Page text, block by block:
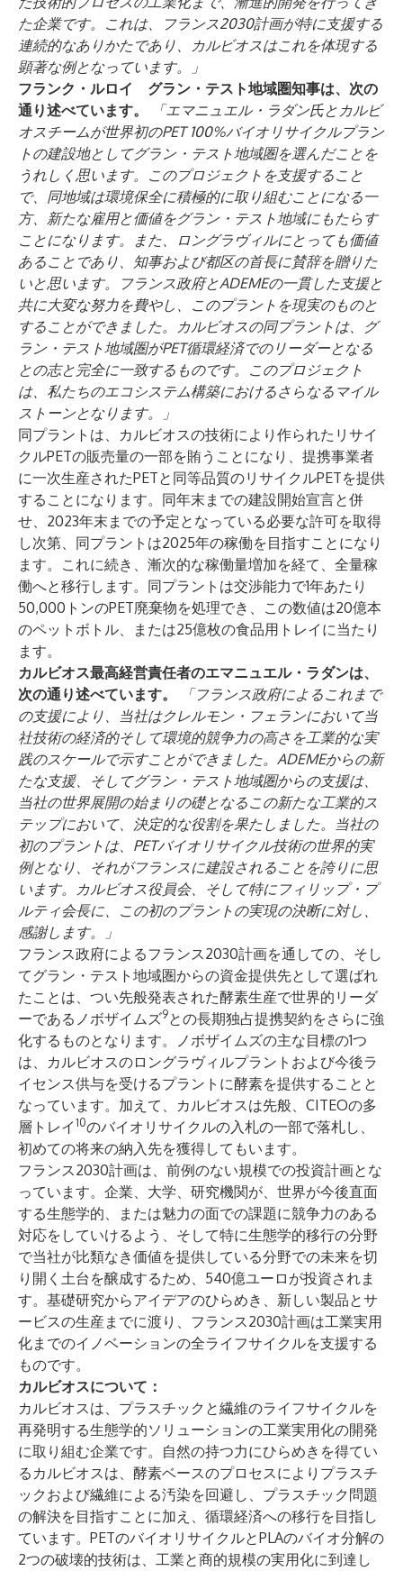
た企業です。これは、フランス2030計画が特に支援する
連続的なありかたであり、カルビオスはこれを体現する
顕著な例となっています。」
フランク・ルロイ グラン・テスト地域圏知事は、次の
通り述べています。
「エマニュエル・ラダン氏とカルビ
オスチームが世界初のPET 100%バイオリサイクルプラン
トの建設地としてグラン・テスト地域圏を選んだことを
うれしく思います。このプロジェクトを支援すること
で、同地域は環境保全に積極的に取り組むことになる一
方、新たな雇用と価値をグラン・テスト地域にもたらす
ことになります。また、ロングラヴィルにとっても価値
あることであり、知事および都区の首長に賛辞を贈りた
いと思います。フランス政府とADEMEの一貫した支援と
共に大変な努力を費やし、このプラントを現実のものと
することができました。カルビオスの同プラントは、グ
ラン・テスト地域圏がPET循環経済でのリーダーとなる
との志と完全に一致するものです。このプロジェクト
は、私たちのエコシステム構築におけるさらなるマイル
ストーンとなります。」
同プラントは、カルビオスの技術により作られたリサイ
クルPETの販売量の一部を賄うことになり、提携事業者
に一次生産されたPETと同等品質のリサイクルPETを提供
することになります。同年末までの建設開始宣言と併
せ、2023年末までの予定となっている必要な許可を取得
し次第、同プラントは2025年の稼働を目指すことになり
ます。これに続き、漸次的な稼働量増加を経て、全量稼
働へと移行します。同プラントは交渉能力で1年あたり
50,000トンのPET廃棄物を処理でき、この数値は20億本
のペットボトル、または25億枚の食品用トレイに当たり
ます。
カルビオス最高経営責任者のエマニュエル・ラダンは、
次の通り述べています。
「フランス政府によるこれまで
の支援により、当社はクレルモン・フェランにおいて当
社技術の経済的そして環境的競争力の高さを工業的な実
践のスケールで示すことができました。ADEMEからの新
たな支援、そしてグラン・テスト地域圏からの支援は、
当社の世界展開の始まりの礎となるこの新たな工業的ス
テップにおいて、決定的な役割を果たしました。当社の
初のプラントは、PETバイオリサイクル技術の世界的実
例となり、それがフランスに建設されることを誇りに思
います。カルビオス役員会、そして特にフィリップ・プ
ルティ会長に、この初のプラントの実現の決断に対し、
感謝します。」
フランス政府によるフランス2030計画を通しての、そし
てグラン・テスト地域圏からの資金提供先として選ばれ
たことは、つい先般発表された酵素生産で世界的リーダ
ーであるノボザイムズ9との長期独占提携契約をさらに強
化するものとなります。ノボザイムズの主な目標の1つ
は、カルビオスのロングラヴィルプラントおよび今後ラ
イセンス供与を受けるプラントに酵素を提供することと
なっています。加えて、カルビオスは先般、CITEOの多
層トレイ 10のバイオリサイクルの入札の一部で落札し、
初めての将来の納入先を獲得してもいます。
フランス2030計画は、前例のない規模での投資計画とな
っています。企業、大学、研究機関が、世界が今後直面
する生態学的、または魅力の面での課題に競争力のある
対応をしていけるよう、そして特に生態学的移行の分野
で当社が比類なき価値を提供している分野での未来を切
り開く土台を醸成するため、540億ユーロが投資されま
す。基礎研究からアイデアのひらめき、新しい製品とサ
ービスの生産までに渡り、フランス2030計画は工業実用
化までのイノベーションの全ライフサイクルを支援する
ものです。
カルビオスについて：
カルビオスは、プラスチックと繊維のライフサイクルを
再発明する生態学的ソリューションの工業実用化の開発
に取り組む企業です。自然の持つ力にひらめきを得てい
るカルビオスは、酵素ベースのプロセスによりプラスチ
ックおよび繊維による汚染を回避し、プラスチック問題
の解決を目指すことに加え、循環経済への移行を目指し
ています。PETのバイオリサイクルとPLAのバイオ分解の
2つの破壊的技術は、工業と商的規模の実用化に到達し